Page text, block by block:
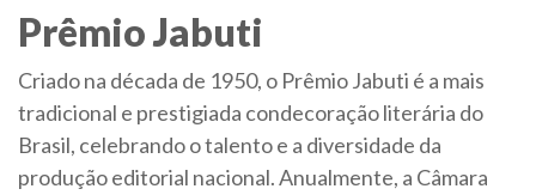
Prêmio Jabuti
Criado na década de 1950, o Prêmio Jabuti é a mais
tradicional e prestigiada condecoração literária do
Brasil, celebrando o talento e a diversidade da
produção editorial nacional. Anualmente, a Câmara